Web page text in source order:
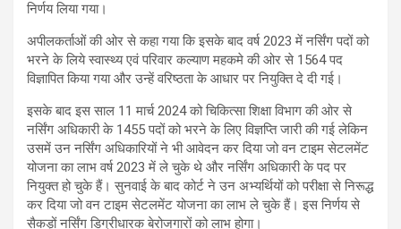
निर्णय लिया गया।
अपीलकर्ताओं की ओर से कहा गया कि इसके बाद वर्ष 2023 में नर्सिंग पदों को
भरने के लिये स्वास्थ्य एवं परिवार कल्याण महकमे की ओर से 1564 पद
विज्ञापित किया गया और उन्हें वरिष्ठता के आधार पर नियुक्ति दे दी गई।
इसके बाद इस साल 11 मार्च 2024 को चिकित्सा शिक्षा विभाग की ओर से
नर्सिंग अधिकारी के 1455 पदों को भरने के लिए विज्ञप्ति जारी की गई लेकिन
उसमें उन नर्सिंग अधिकारियों ने भी आवेदन कर दिया जो वन टाइम सेटलमेंट
योजना का लाभ वर्ष 2023 में ले चुके थे और नर्सिंग अधिकारी के पद पर
नियुक्त हो चुके हैं। सुनवाई के बाद कोर्ट ने उन अभ्यर्थियों को परीक्षा से निरूद्ध
कर दिया जो वन टाइम सेटलमेंट योजना का लाभ ले चुके हैं। इस निर्णय से
सैकड़ों नर्सिंग डिग्रीधारक बेरोजगारों को लाभ होगा।